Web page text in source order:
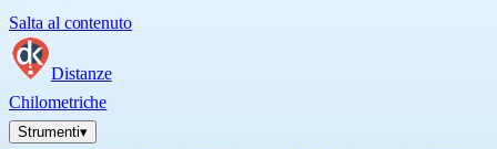
Salta al contenuto
Distanze
Chilometriche
Strumenti▾